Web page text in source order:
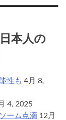
本人の
性も 4月 8,
4, 2025
ーム点滴 12月